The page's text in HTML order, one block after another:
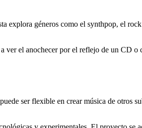
explora géneros como el synthpop, el
ver el anochecer por el reflejo de un CD
ser flexible en crear música de otros